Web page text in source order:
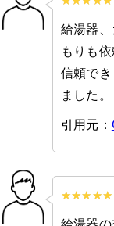
給湯器
もりも
信頼で
ました
引用元：